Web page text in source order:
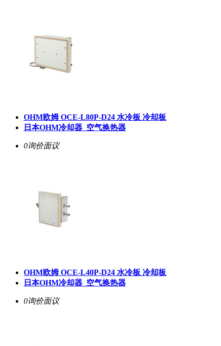
OHM欧姆 OCE-L80P-D24 水冷板 冷却板
日本OHM冷却器_空气换热器
0询价面议
OHM欧姆 OCE-L40P-D24 水冷板 冷却板
日本OHM冷却器_空气换热器
0询价面议